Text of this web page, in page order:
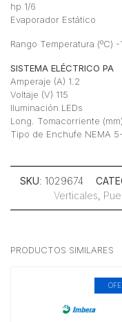
hp 1/6
Evaporador Estático
Rango Temperatura (ºC) -
SISTEMA ELÉCTRICO PA
Amperaje (A) 1.2
Voltaje (V) 115
Iluminación LEDs
Long. Tomacorriente
Tipo de Enchufe NEMA
SKU: 1029674
Verticales,
PRODUCTOS SIMILARES